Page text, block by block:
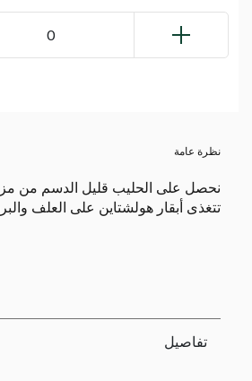
0
نظرة عامة
نحصل على الحليب قليل الدسم من
تتغذى أبقار هولشتاين على العلف
تفاصيل